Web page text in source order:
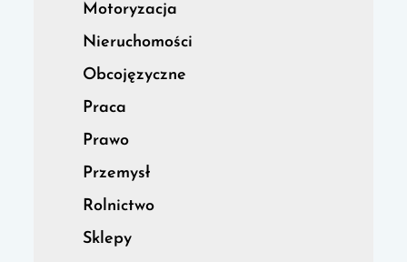
Motoryzacja
Nieruchomości
Obcojęzyczne
Praca
Prawo
Przemysł
Rolnictwo
Sklepy